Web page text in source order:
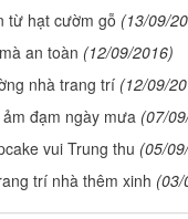
từ hạt cườm gỗ (13/09/
an toàn (12/09/2016)
nhà trang trí (12/09/
đạm ngày mưa (07/
vui Trung thu (05/
trí nhà thêm xinh